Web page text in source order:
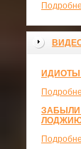
ИДИОТЫ
ЗАБЫЛИ